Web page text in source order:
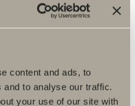
content and ads, to
to analyse our traffic.
your use of our site with